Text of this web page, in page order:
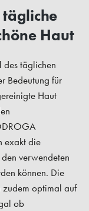
tägliche
Haut
des täglichen
Bedeutung für
Haut
exakt die
verwendeten
können. Die
zudem optimal auf
ob